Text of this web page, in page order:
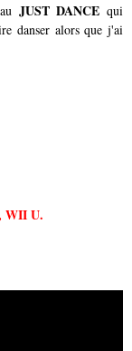
JUST DANCEqui
danser alors que j'ai
WII U.